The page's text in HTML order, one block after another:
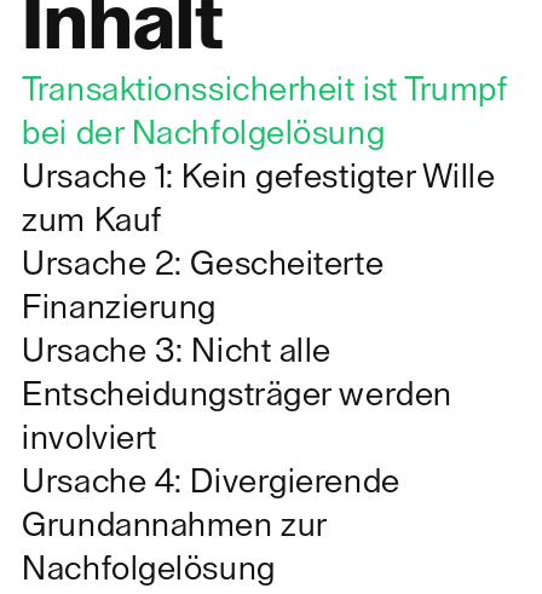
Inhalt
Transaktionssicherheit ist Trumpf
bei der Nachfolgelösung
Ursache 1: Kein gefestigter Wille
zum Kauf
Ursache 2: Gescheiterte
Finanzierung
Ursache 3: Nicht alle
Entscheidungsträger werden
involviert
Ursache 4: Divergierende
Grundannahmen zur
Nachfolgelösung